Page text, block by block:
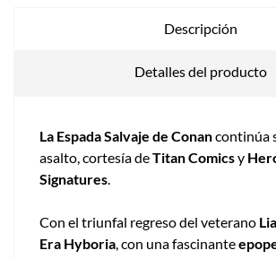
Descripción
Detalles del producto
La Espada Salvaje de Conancontinúa
asalto, cortesía deTitan Comicsy
Signatures.
Con el triunfal regreso del veterano
Era Hyboria, con una fascinante